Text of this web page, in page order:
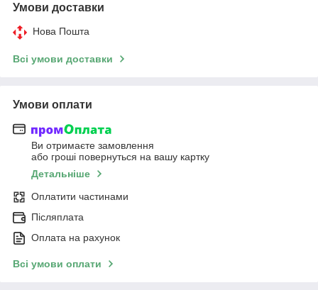
Умови доставки
Нова Пошта
Всі умови доставки
Умови оплати
Ви отримаєте замовлення
або гроші повернуться на вашу картку
Детальніше
Оплатити частинами
Післяплата
Оплата на рахунок
Всі умови оплати